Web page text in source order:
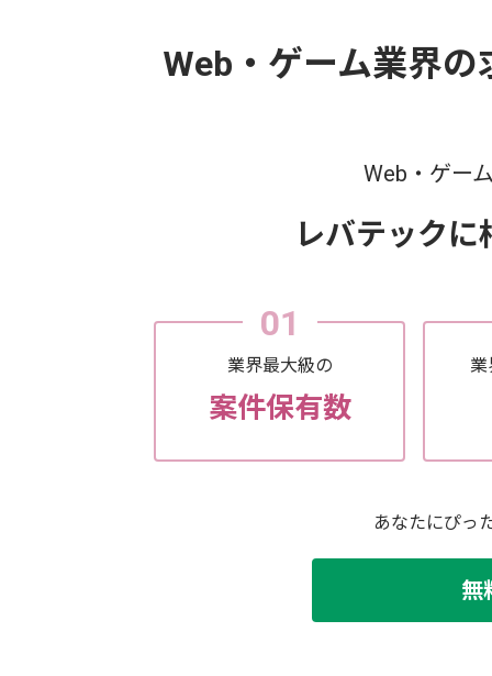
Web・ゲーム業界
Web・ゲー
レバテック
01
業界最大級の
案件保有数
あなたにぴっ
無